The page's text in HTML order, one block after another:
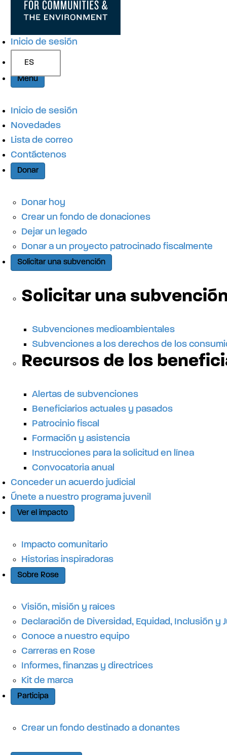
n
u
a
c
i
ó
n
d
e
Inicio de sesión
ES
Menú
Inicio de sesión
Novedades
Lista de correo
Contáctenos
Donar
Donar hoy
Crear un fondo de donaciones
Dejar un legado
Donar a un proyecto patrocinado fiscalmente
Solicitar una subvención
Solicitar una
Subvenciones medioambientales
Subvenciones a los derechos de los
Recursos de los
Alertas de subvenciones
Beneficiarios actuales y pasados
Patrocinio fiscal
Formación y asistencia
Instrucciones para la solicitud en línea
Convocatoria anual
Conceder un acuerdo judicial
Únete a nuestro programa juvenil
Ver el impacto
Impacto comunitario
Historias inspiradoras
Sobre Rose
Visión, misión y raíces
Declaración de Diversidad, Equidad, Inclusión y
Conoce a nuestro equipo
Carreras en Rose
Informes, finanzas y directrices
Kit de marca
Participa
Crear un fondo destinado a donantes